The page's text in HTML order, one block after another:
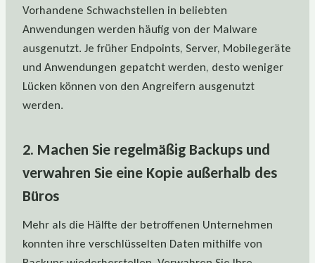
Vorhandene Schwachstellen in beliebten
Anwendungen werden häufig von der Malware
ausgenutzt. Je früher Endpoints, Server, Mobilegeräte
und Anwendungen gepatcht werden, desto weniger
Lücken können von den Angreifern ausgenutzt
werden.
2. Machen Sie regelmäßig Backups und
verwahren Sie eine Kopie außerhalb des
Büros
Mehr als die Hälfte der betroffenen Unternehmen
konnten ihre verschlüsselten Daten mithilfe von